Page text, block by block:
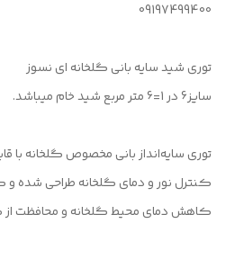
09197499400
توری شید سایه بانی گلخانه ای نسوز
سایز6 در 1=6 متر مربع شید خام میباشد.
توری سایه‌انداز بانی مخصوص گلخانه با
کنترل نور و دمای گلخانه طراحی شده و
کاهش دمای محیط گلخانه و محافظت از